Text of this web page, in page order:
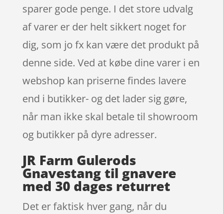
sparer gode penge. I det store udvalg
af varer er der helt sikkert noget for
dig, som jo fx kan være det produkt på
denne side. Ved at købe dine varer i en
webshop kan priserne findes lavere
end i butikker- og det lader sig gøre,
når man ikke skal betale til showroom
og butikker på dyre adresser.
JR Farm Gulerods
Gnavestang til gnavere
med 30 dages returret
Det er faktisk hver gang, når du